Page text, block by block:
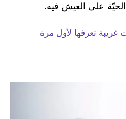
الحيّة على العيش فيه.
غريبة تعرفها لأول مرة